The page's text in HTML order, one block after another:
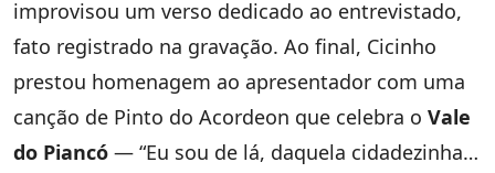
improvisou um verso dedicado ao entrevistado,
fato registrado na gravação. Ao final, Cicinho
prestou homenagem ao apresentador com uma
canção de Pinto do Acordeon que celebra o Vale
do Piancó — “Eu sou de lá, daquela cidadezinha…